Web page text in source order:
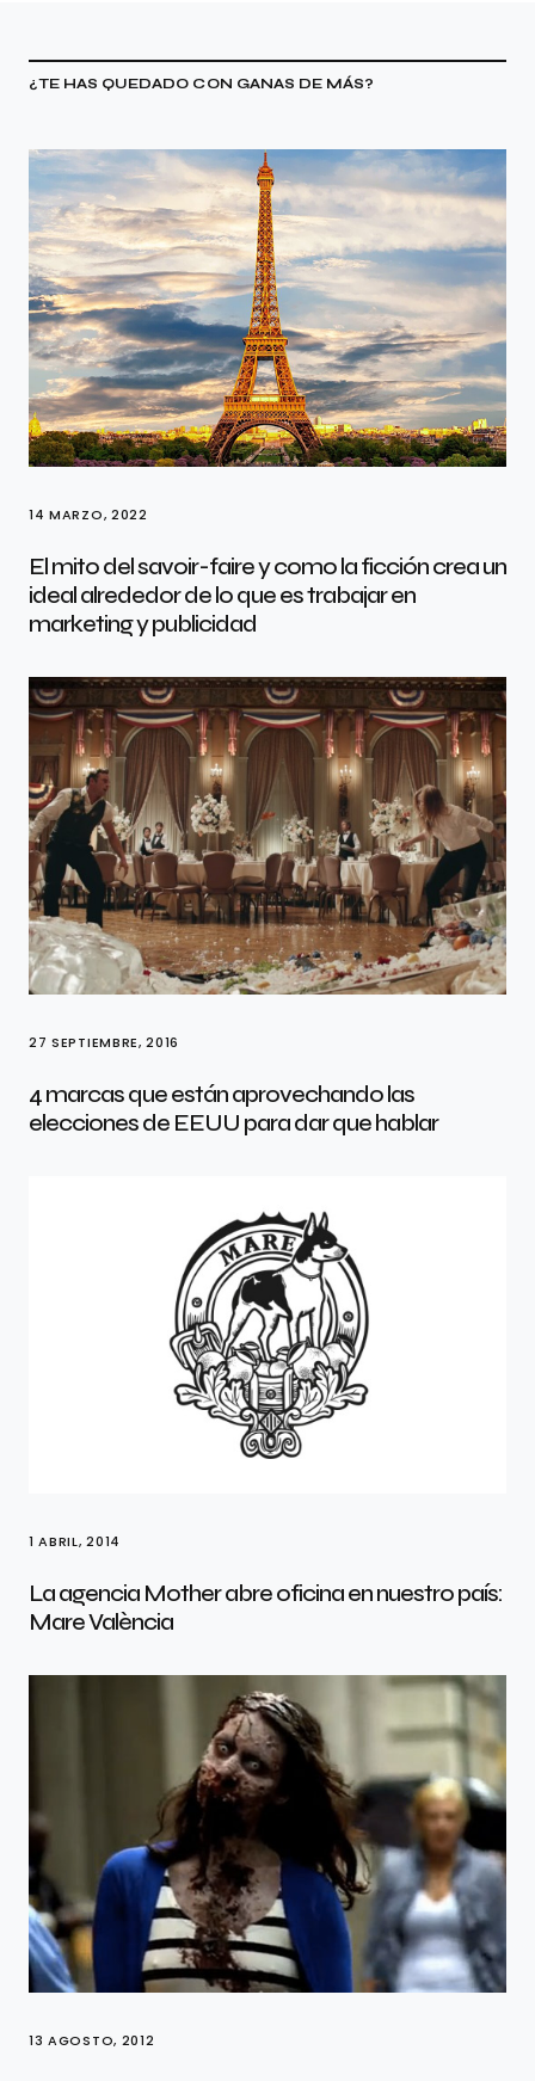
¿TE HAS QUEDADO CON GANAS DE MÁS?
14 MARZO, 2022
El mito del savoir-faire y como la ficción crea un
ideal alrededor de lo que es trabajar en
marketing y publicidad
27 SEPTIEMBRE, 2016
4 marcas que están aprovechando las
elecciones de EEUU para dar que hablar
1 ABRIL, 2014
La agencia Mother abre oficina en nuestro país:
Mare València
13 AGOSTO, 2012